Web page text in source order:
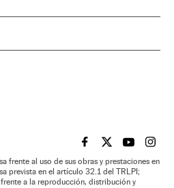
EL PAÍS BRASIL EN
EL PAÍSEL PAÍS
EL
frente al uso de sus obras y prestaciones en
prevista en el artículo 32.1 del TRLPI;
a la reproducción, distribución y